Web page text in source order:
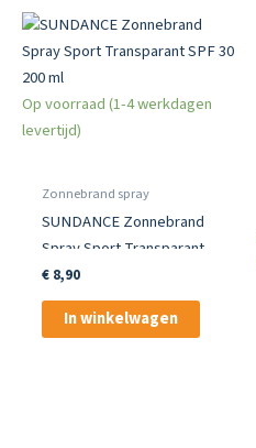
Op voorraad (1-4 werkdagen
levertijd)
Zonnebrand spray
SUNDANCE Zonnebrand
Spray Sport Transparant
SPF 30 200 ml
€8,90
In winkelwagen